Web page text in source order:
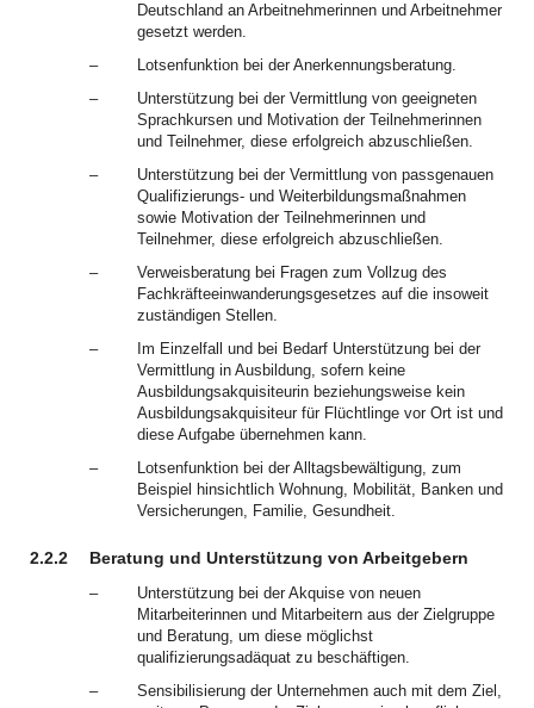
Deutschland an Arbeitnehmerinnen und Arbeitnehmer
gesetzt werden.
–
Lotsenfunktion bei der Anerkennungsberatung.
–
Unterstützung bei der Vermittlung von geeigneten
Sprachkursen und Motivation der Teilnehmerinnen
und Teilnehmer, diese erfolgreich abzuschließen.
–
Unterstützung bei der Vermittlung von passgenauen
Qualifizierungs- und Weiterbildungsmaßnahmen
sowie Motivation der Teilnehmerinnen und
Teilnehmer, diese erfolgreich abzuschließen.
–
Verweisberatung bei Fragen zum Vollzug des
Fachkräfteeinwanderungsgesetzes auf die insoweit
zuständigen Stellen.
–
Im Einzelfall und bei Bedarf Unterstützung bei der
Vermittlung in Ausbildung, sofern keine
Ausbildungsakquisiteurin beziehungsweise kein
Ausbildungsakquisiteur für Flüchtlinge vor Ort ist und
diese Aufgabe übernehmen kann.
–
Lotsenfunktion bei der Alltagsbewältigung, zum
Beispiel hinsichtlich Wohnung, Mobilität, Banken und
Versicherungen, Familie, Gesundheit.
2.2.2 Beratung und Unterstützung von Arbeitgebern
–
Unterstützung bei der Akquise von neuen
Mitarbeiterinnen und Mitarbeitern aus der Zielgruppe
und Beratung, um diese möglichst
qualifizierungsadäquat zu beschäftigen.
–
Sensibilisierung der Unternehmen auch mit dem Ziel,